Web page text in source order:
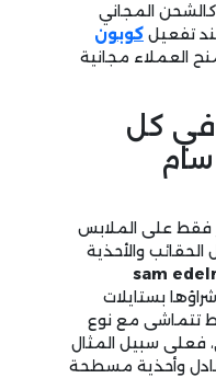
كالشحن المجاني
تفعيل كوبون
العملاء مجانية
في كل
فقط على الملابس
الحقائب والأحذية
sam
بستايلات
تتماشى مع نوع
فعلى سبيل المثال
وأحذية مسطحة